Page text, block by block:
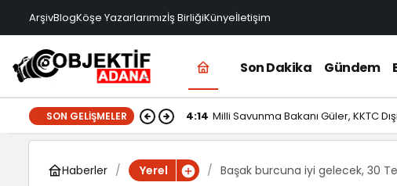
ArşivBlogKöşe Yazarlarımızİş BirliğiKünyeİletişim
Son Dakika Gündem
SON GELIŞMELER 4:14 Milli Savunma Bakanı Güler, KKTC
Haberler Yerel Başak burcuna iyi gelecek, 30